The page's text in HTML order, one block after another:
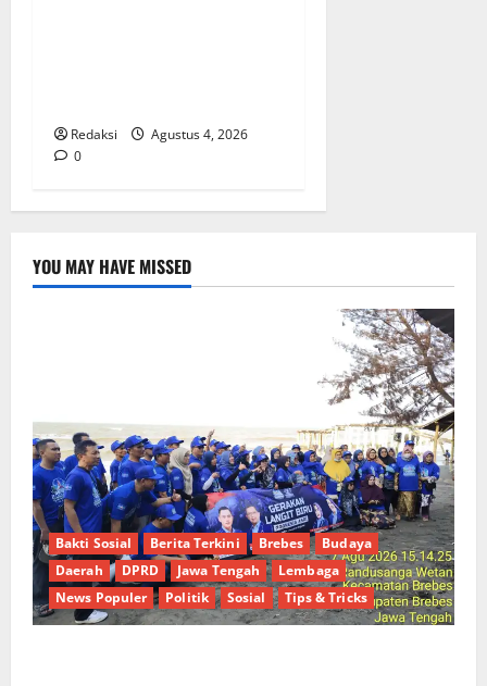
Redaksi
Agustus 4, 2026
0
YOU MAY HAVE MISSED
Bakti Sosial Berita Terkini Brebes
Budaya
Daerah
DPRD Jawa Tengah
Lembaga
News Populer
Politik Sosial Tips & Tricks